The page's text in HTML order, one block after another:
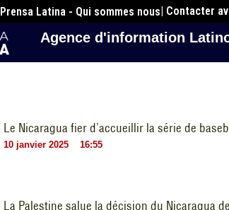
Prensa Latina - Qui sommes nous| Contacter
Agence d'information
Le Nicaragua fier d’accueillir la série de
10 janvier 2025 16:55
La Palestine salue la décision du Nicaragua